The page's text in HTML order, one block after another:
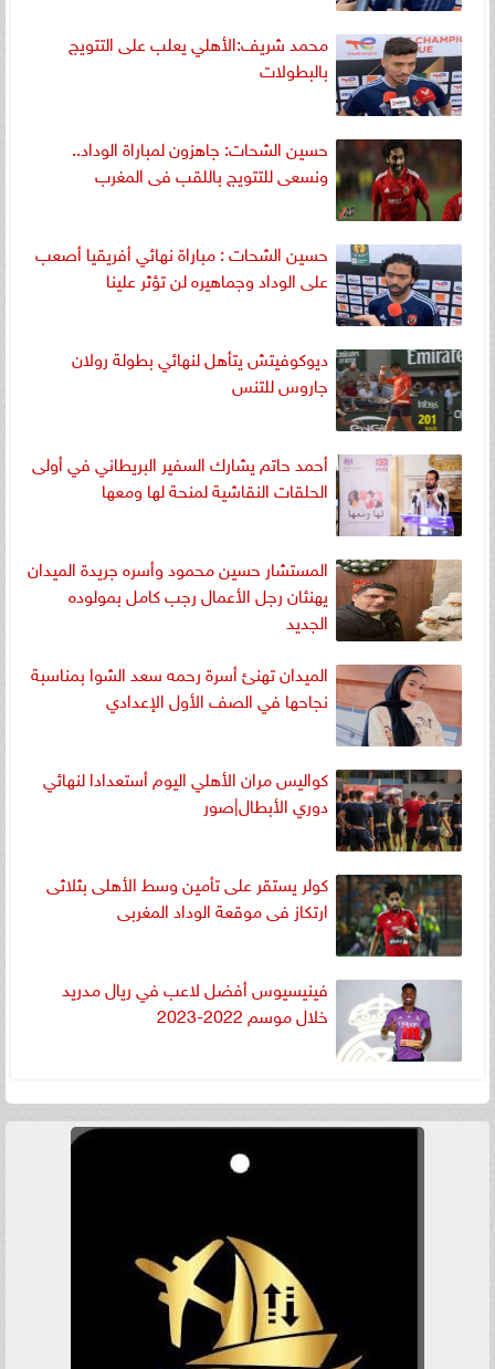
محمد شريف:الأهلي يعلب على التتويج
بالبطولات
حسين الشحات: جاهزون لمباراة الوداد..
ونسعى للتتويج باللقب فى المغرب
حسين الشحات : مباراة نهائي أفريقيا أصعب
على الوداد وجماهيره لن تؤثر علينا
ديوكوفيتش يتأهل لنهائي بطولة رولان
جاروس للتنس
أحمد حاتم يشارك السفير البريطاني في أولى
الحلقات النقاشية لمنحة لها ومعها
المستشار حسين محمود وأسره جريدة الميدان
يهنئان رجل الأعمال رجب كامل بمولوده
الجديد
الميدان تهنئ أسرة رحمه سعد الشوا بمناسبة
نجاحها في الصف الأول الإعدادي
كواليس مران الأهلي اليوم أستعدادا لنهائي
دوري الأبطال|صور
كولر يستقر على تأمين وسط الأهلى بثلاثى
ارتكاز فى موقعة الوداد المغربى
فينيسيوس أفضل لاعب في ريال مدريد
خلال موسم 2022-2023